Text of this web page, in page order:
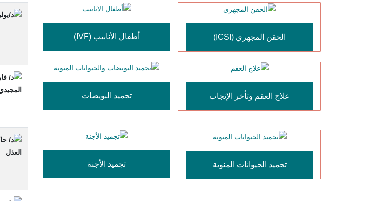
الحقن المجهري (ICSI) أطفال الأنابيب (IVF)
علاج العقم وتأخر الإنجاب تجميد البويضات
تجميد الحيوانات المنوية تجميد الأجنة